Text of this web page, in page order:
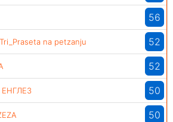
56
na petzanju 52
52
50
50